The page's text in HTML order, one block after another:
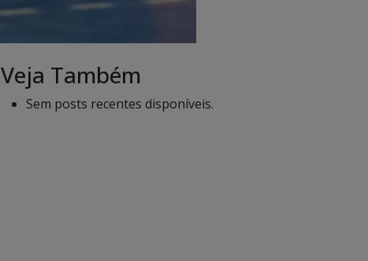
Veja Também
Sem posts recentes disponíveis.